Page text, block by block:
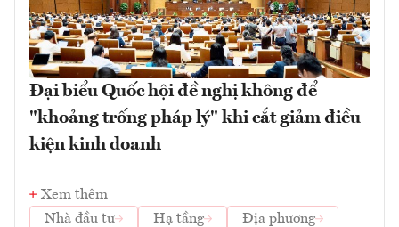
Đại biểu Quốc hội đề nghị không để
"khoảng trống pháp lý" khi cắt giảm điều
kiện kinh doanh
Xem thêm
Nhà đầu tư
Hạ tầng Địa phương